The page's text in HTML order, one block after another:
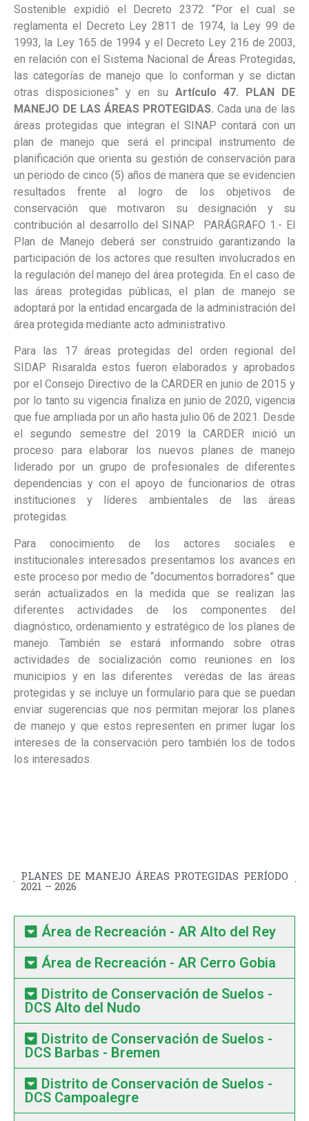
Sostenible expidió el Decreto 2372 “Por el cual se
reglamenta el Decreto Ley 2811 de 1974, la Ley 99 de
1993, la Ley 165 de 1994 y el Decreto Ley 216 de 2003,
en relación con el Sistema Nacional de Áreas Protegidas,
las categorías de manejo que lo conforman y se dictan
otras disposiciones” y en su Artículo 47. PLAN DE
MANEJO DE LAS ÁREAS PROTEGIDAS. Cada una de las
áreas protegidas que integran el SINAP contará con un
plan de manejo que será el principal instrumento de
planificación que orienta su gestión de conservación para
un periodo de cinco (5) años de manera que se evidencien
resultados frente al logro de los objetivos de
conservación que motivaron su designación y su
contribución al desarrollo del SINAP. PARÁGRAFO 1.- El
Plan de Manejo deberá ser construido garantizando la
participación de los actores que resulten involucrados en
la regulación del manejo del área protegida. En el caso de
las áreas protegidas públicas, el plan de manejo se
adoptará por la entidad encargada de la administración del
área protegida mediante acto administrativo.
Para las 17 áreas protegidas del orden regional del
SIDAP Risaralda estos fueron elaborados y aprobados
por el Consejo Directivo de la CARDER en junio de 2015 y
por lo tanto su vigencia finaliza en junio de 2020, vigencia
que fue ampliada por un año hasta julio 06 de 2021. Desde
el segundo semestre del 2019 la CARDER inició un
proceso para elaborar los nuevos planes de manejo
liderado por un grupo de profesionales de diferentes
dependencias y con el apoyo de funcionarios de otras
instituciones y líderes ambientales de las áreas
protegidas.
Para conocimiento de los actores sociales e
institucionales interesados presentamos los avances en
este proceso por medio de “documentos borradores” que
serán actualizados en la medida que se realizan las
diferentes actividades de los componentes del
diagnóstico, ordenamiento y estratégico de los planes de
manejo. También se estará informando sobre otras
actividades de socialización como reuniones en los
municipios y en las diferentes veredas de las áreas
protegidas y se incluye un formulario para que se puedan
enviar sugerencias que nos permitan mejorar los planes
de manejo y que estos representen en primer lugar los
intereses de la conservación pero también los de todos
los interesados.
PLANES DE MANEJO ÁREAS PROTEGIDAS PERÍODO
2021 – 2026
Área de Recreación - AR Alto del Rey
Área de Recreación - AR Cerro Gobia
Distrito de Conservación de Suelos -
DCS Alto del Nudo
Distrito de Conservación de Suelos -
DCS Barbas - Bremen
Distrito de Conservación de Suelos -
DCS Campoalegre